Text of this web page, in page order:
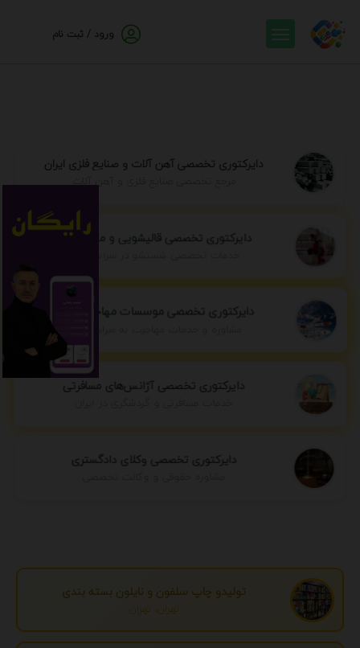
ورود / ثبت نام
دایرکتوری تخصصی آهن آلات و صنایع فلزی ایران
مرجع تخصصی صنایع فلزی و آهن آلات
دایرکتوری تخصصی قالیشویی و مبل شویی
دایرکتوری تخصصی موسسات مهاجرتی ایران
مشاوره و خدمات مهاجرت به سراسر جهان
دایرکتوری تخصصی آژانس‌های مسافرتی
دایرکتوری تخصصی وکلای دادگستری
تولیدو چاپ سلفون و نایلون بسته بندی
تهران، تهران